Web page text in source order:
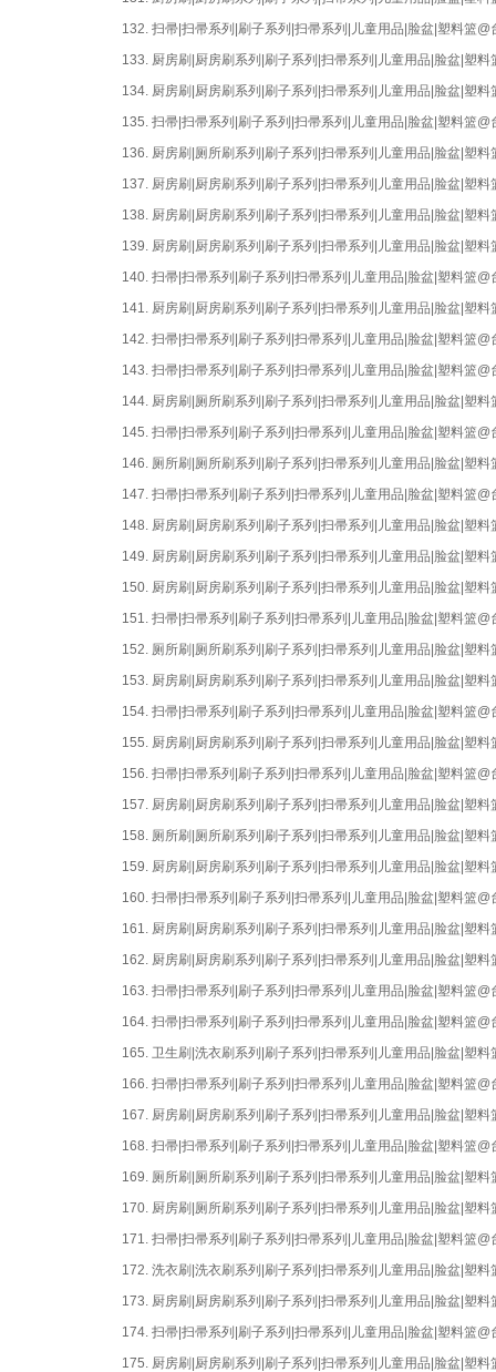
132. 扫帚|扫帚系列|刷子系列|扫帚系列|儿童用品|脸盆|塑料篮
133. 厨房刷|厨房刷系列|刷子系列|扫帚系列|儿童用品|脸盆|塑
134. 厨房刷|厨房刷系列|刷子系列|扫帚系列|儿童用品|脸盆|塑
135. 扫帚|扫帚系列|刷子系列|扫帚系列|儿童用品|脸盆|塑料篮
136. 厨房刷|厕所刷系列|刷子系列|扫帚系列|儿童用品|脸盆|塑
137. 厨房刷|厨房刷系列|刷子系列|扫帚系列|儿童用品|脸盆|塑
138. 厨房刷|厨房刷系列|刷子系列|扫帚系列|儿童用品|脸盆|塑
139. 厨房刷|厨房刷系列|刷子系列|扫帚系列|儿童用品|脸盆|塑
140. 扫帚|扫帚系列|刷子系列|扫帚系列|儿童用品|脸盆|塑料篮
141. 厨房刷|厨房刷系列|刷子系列|扫帚系列|儿童用品|脸盆|塑
142. 扫帚|扫帚系列|刷子系列|扫帚系列|儿童用品|脸盆|塑料篮
143. 扫帚|扫帚系列|刷子系列|扫帚系列|儿童用品|脸盆|塑料篮
144. 厨房刷|厕所刷系列|刷子系列|扫帚系列|儿童用品|脸盆|塑
145. 扫帚|扫帚系列|刷子系列|扫帚系列|儿童用品|脸盆|塑料篮
146. 厕所刷|厕所刷系列|刷子系列|扫帚系列|儿童用品|脸盆|塑
147. 扫帚|扫帚系列|刷子系列|扫帚系列|儿童用品|脸盆|塑料篮
148. 厨房刷|厨房刷系列|刷子系列|扫帚系列|儿童用品|脸盆|塑
149. 厨房刷|厨房刷系列|刷子系列|扫帚系列|儿童用品|脸盆|塑
150. 厨房刷|厨房刷系列|刷子系列|扫帚系列|儿童用品|脸盆|塑
151. 扫帚|扫帚系列|刷子系列|扫帚系列|儿童用品|脸盆|塑料篮
152. 厕所刷|厕所刷系列|刷子系列|扫帚系列|儿童用品|脸盆|塑
153. 厨房刷|厨房刷系列|刷子系列|扫帚系列|儿童用品|脸盆|塑
154. 扫帚|扫帚系列|刷子系列|扫帚系列|儿童用品|脸盆|塑料篮
155. 厨房刷|厨房刷系列|刷子系列|扫帚系列|儿童用品|脸盆|塑
156. 扫帚|扫帚系列|刷子系列|扫帚系列|儿童用品|脸盆|塑料篮
157. 厨房刷|厨房刷系列|刷子系列|扫帚系列|儿童用品|脸盆|塑
158. 厕所刷|厕所刷系列|刷子系列|扫帚系列|儿童用品|脸盆|塑
159. 厨房刷|厨房刷系列|刷子系列|扫帚系列|儿童用品|脸盆|塑
160. 扫帚|扫帚系列|刷子系列|扫帚系列|儿童用品|脸盆|塑料篮
161. 厨房刷|厨房刷系列|刷子系列|扫帚系列|儿童用品|脸盆|塑
162. 厨房刷|厨房刷系列|刷子系列|扫帚系列|儿童用品|脸盆|塑
163. 扫帚|扫帚系列|刷子系列|扫帚系列|儿童用品|脸盆|塑料篮
164. 扫帚|扫帚系列|刷子系列|扫帚系列|儿童用品|脸盆|塑料篮
165. 卫生刷|洗衣刷系列|刷子系列|扫帚系列|儿童用品|脸盆|塑
166. 扫帚|扫帚系列|刷子系列|扫帚系列|儿童用品|脸盆|塑料篮
167. 厨房刷|厨房刷系列|刷子系列|扫帚系列|儿童用品|脸盆|塑
168. 扫帚|扫帚系列|刷子系列|扫帚系列|儿童用品|脸盆|塑料篮
169. 厕所刷|厕所刷系列|刷子系列|扫帚系列|儿童用品|脸盆|塑
170. 厨房刷|厕所刷系列|刷子系列|扫帚系列|儿童用品|脸盆|塑
171. 扫帚|扫帚系列|刷子系列|扫帚系列|儿童用品|脸盆|塑料篮
172. 洗衣刷|洗衣刷系列|刷子系列|扫帚系列|儿童用品|脸盆|塑
173. 厨房刷|厨房刷系列|刷子系列|扫帚系列|儿童用品|脸盆|塑
174. 扫帚|扫帚系列|刷子系列|扫帚系列|儿童用品|脸盆|塑料篮
175. 厨房刷|厨房刷系列|刷子系列|扫帚系列|儿童用品|脸盆|塑